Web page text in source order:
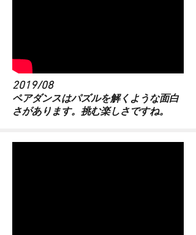
2019/08
​ペアダンスはパズルを解くような面白
さがあります。挑む楽しさですね。